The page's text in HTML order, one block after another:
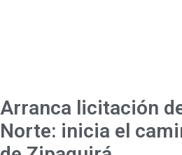
Arranca licitación
Norte: inicia el